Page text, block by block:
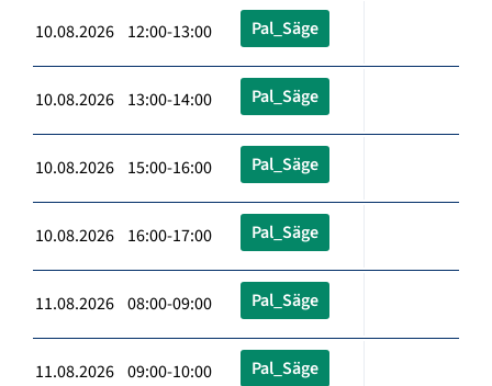
10.08.2026 12:00-13:00 Pal_Säge
10.08.2026 13:00-14:00 Pal_Säge
10.08.2026 15:00-16:00 Pal_Säge
10.08.2026 16:00-17:00 Pal_Säge
11.08.2026 08:00-09:00 Pal_Säge
11.08.2026 09:00-10:00 Pal_Säge